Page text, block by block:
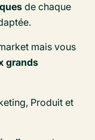
de chaque
mais vous
grands
Produit et